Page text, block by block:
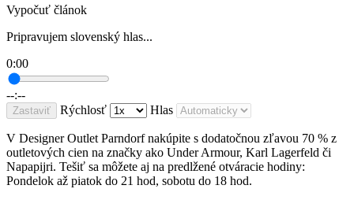
Vypočuť článok
Pripravujem slovenský hlas...
0:00
--:--
Zastaviť Rýchlosť Hlas
V Designer Outlet Parndorf nakúpite s dodatočnou zľavou 70 % z
outletových cien na značky ako Under Armour, Karl Lagerfeld či
Napapijri. Tešiť sa môžete aj na predlžené otváracie hodiny:
Pondelok až piatok do 21 hod, sobotu do 18 hod.